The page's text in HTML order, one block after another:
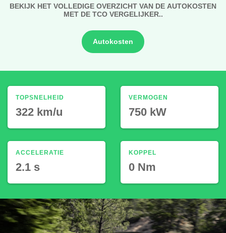
BEKIJK HET VOLLEDIGE OVERZICHT VAN DE AUTOKOSTEN
MET DE TCO VERGELIJKER..
Autokosten
TOPSNELHEID
322 km/u
ACCELERATIE
2.1 s
VERMOGEN
750 kW
KOPPEL
0 Nm